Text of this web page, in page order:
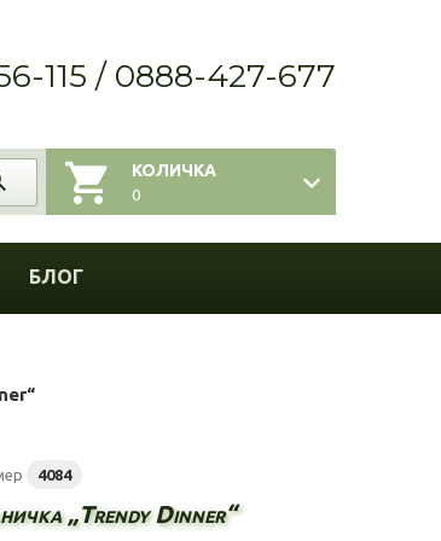
115 / 0888-427-677
КОЛИЧКА
0
БЛОГ
4084
„Trendy Dinner“